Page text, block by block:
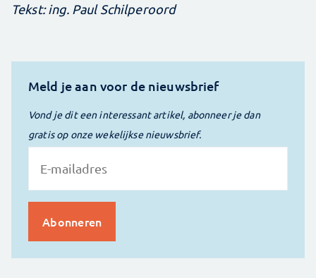
Tekst: ing. Paul Schilperoord
Meld je aan voor de nieuwsbrief
Vond je dit een interessant artikel, abonneer je dan
gratis op onze wekelijkse nieuwsbrief.